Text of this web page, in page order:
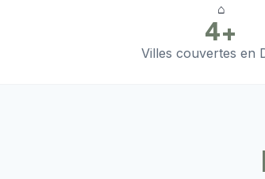
⌂
4+
Villes couvertes en